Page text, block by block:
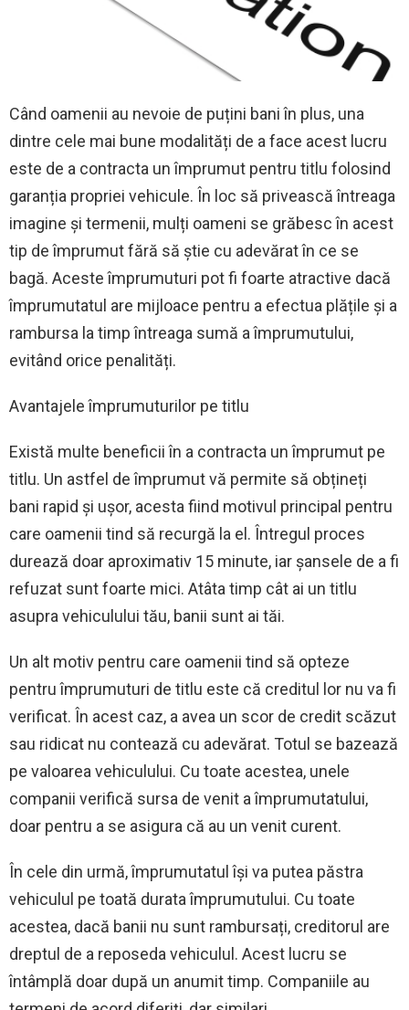
Când oamenii au nevoie de puțini bani în plus, una
dintre cele mai bune modalități de a face acest lucru
este de a contracta un împrumut pentru titlu folosind
garanția propriei vehicule. În loc să privească întreaga
imagine și termenii, mulți oameni se grăbesc în acest
tip de împrumut fără să știe cu adevărat în ce se
bagă. Aceste împrumuturi pot fi foarte atractive dacă
împrumutatul are mijloace pentru a efectua plățile și a
rambursa la timp întreaga sumă a împrumutului,
evitând orice penalități.
Avantajele împrumuturilor pe titlu
Există multe beneficii în a contracta un împrumut pe
titlu. Un astfel de împrumut vă permite să obțineți
bani rapid și ușor, acesta fiind motivul principal pentru
care oamenii tind să recurgă la el. Întregul proces
durează doar aproximativ 15 minute, iar șansele de a fi
refuzat sunt foarte mici. Atâta timp cât ai un titlu
asupra vehiculului tău, banii sunt ai tăi.
Un alt motiv pentru care oamenii tind să opteze
pentru împrumuturi de titlu este că creditul lor nu va fi
verificat. În acest caz, a avea un scor de credit scăzut
sau ridicat nu contează cu adevărat. Totul se bazează
pe valoarea vehiculului. Cu toate acestea, unele
companii verifică sursa de venit a împrumutatului,
doar pentru a se asigura că au un venit curent.
În cele din urmă, împrumutatul își va putea păstra
vehiculul pe toată durata împrumutului. Cu toate
acestea, dacă banii nu sunt rambursați, creditorul are
dreptul de a reposeda vehiculul. Acest lucru se
întâmplă doar după un anumit timp. Companiile au